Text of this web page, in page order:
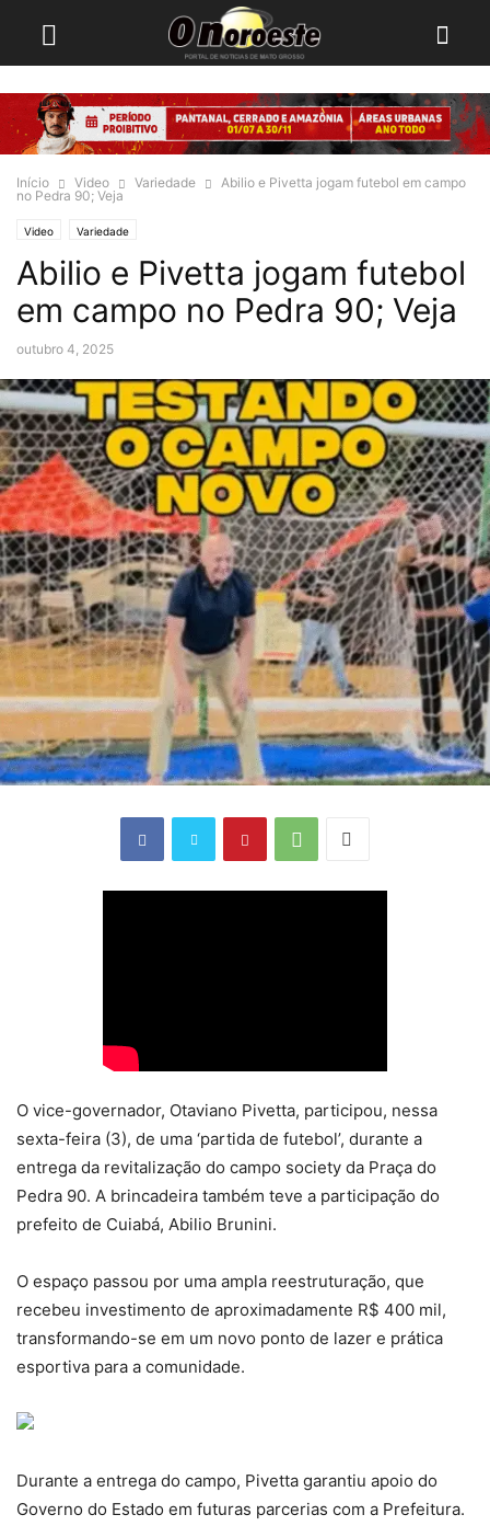
Início Video Variedade
Abilio e Pivetta jogam futebol em campo
no Pedra 90; Veja
Video Variedade
Abilio e Pivetta jogam futebol
em campo no Pedra 90; Veja
outubro 4, 2025
O vice-governador, Otaviano Pivetta, participou, nessa
sexta-feira (3), de uma ‘partida de futebol’, durante a
entrega da revitalização do campo society da Praça do
Pedra 90. A brincadeira também teve a participação do
prefeito de Cuiabá, Abilio Brunini.
O espaço passou por uma ampla reestruturação, que
recebeu investimento de aproximadamente R$ 400 mil,
transformando-se em um novo ponto de lazer e prática
esportiva para a comunidade.
Durante a entrega do campo, Pivetta garantiu apoio do
Governo do Estado em futuras parcerias com a Prefeitura.